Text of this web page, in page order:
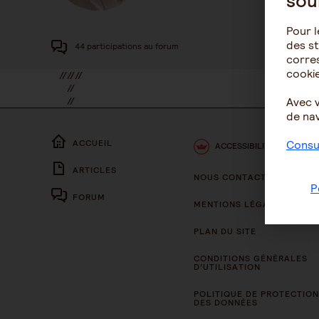
44 participations au forum
////
//
//
//
ACCUEIL
ARTICLES
FORUM
ACCESSIBILITÉ
NOUS CONTACTER
MENTIONS LÉGALES
PLAN DU SITE
CONDITIONS GÉNÉRALES
D’UTILISATION
POLITIQUE DE PROTECTION
DES DONNÉES
Pour
des
Avec
de